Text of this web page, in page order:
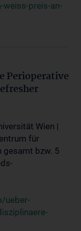
preis-an-
Perioperative
Wien |
für
gesamt bzw. 5
ueber-